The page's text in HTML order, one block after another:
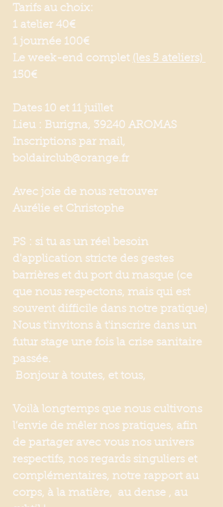
Tarifs au choix:
1 atelier 40€
1 journée 100€
Le week-end complet (les 5 ateliers)
150€
Dates 10 et 11 juillet
Lieu : Burigna, 39240 AROMAS
Inscriptions par mail,
boldairclub@orange.fr
Avec joie de nous retrouver
Aurélie et Christophe
PS : si tu as un réel besoin
d'application stricte des gestes
barrières et du port du masque (ce
que nous respectons, mais qui est
souvent difficile dans notre pratique)
Nous t'invitons à t'inscrire dans un
futur stage une fois la crise sanitaire
passée.
Bonjour à toutes, et tous,
Voilà longtemps que nous cultivons
l’envie de mêler nos pratiques, afin
de partager avec vous nos univers
respectifs, nos regards singuliers et
complémentaires, notre rapport au
corps, à la matière,  au dense , au